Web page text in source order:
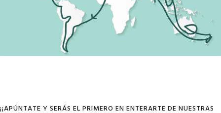
¡¡APÚNTATE Y SERÁS EL PRIMERO EN ENTERARTE DE NUESTRAS